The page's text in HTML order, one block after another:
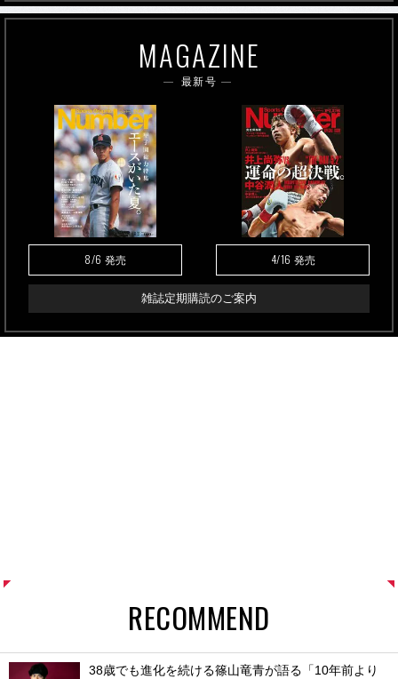
MAGAZINE
最新号
8/6 発売 4/16 発売
雑誌定期購読のご案内
RECOMMEND
38歳でも進化を続ける篠山竜青が語る「10年前より